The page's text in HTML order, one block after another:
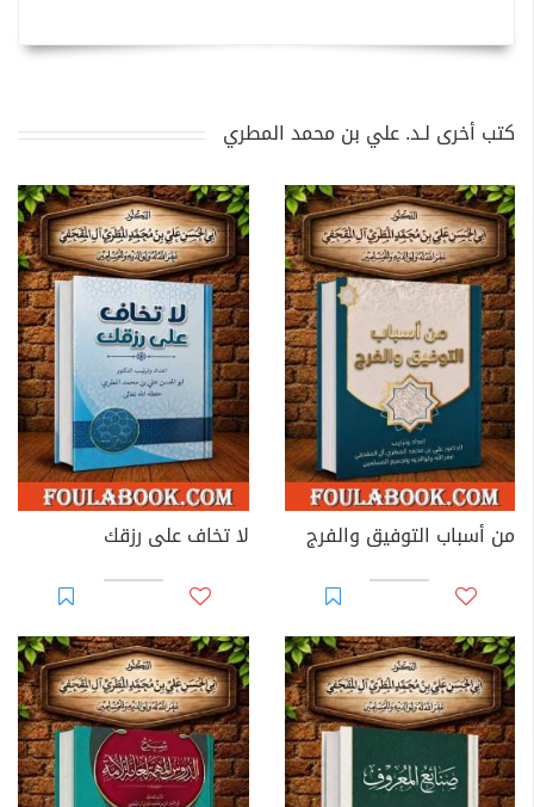
كتب أخرى لـد. علي بن محمد المطري
من أسباب التوفيق والفرج لا تخاف على رزقك